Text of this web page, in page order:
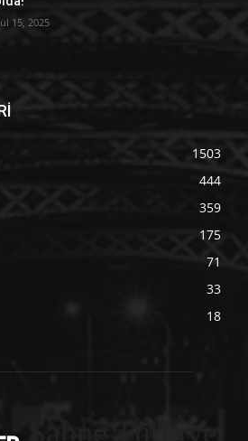
15, 2025
1503
444
359
175
71
33
18
Sahne Türkiye